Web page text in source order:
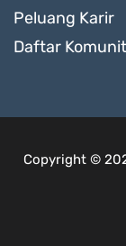
Peluang Karir
Daftar
Copyright ©